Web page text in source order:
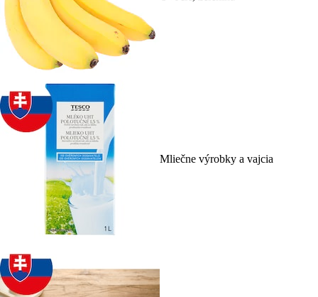
Mliečne výrobky a vajcia